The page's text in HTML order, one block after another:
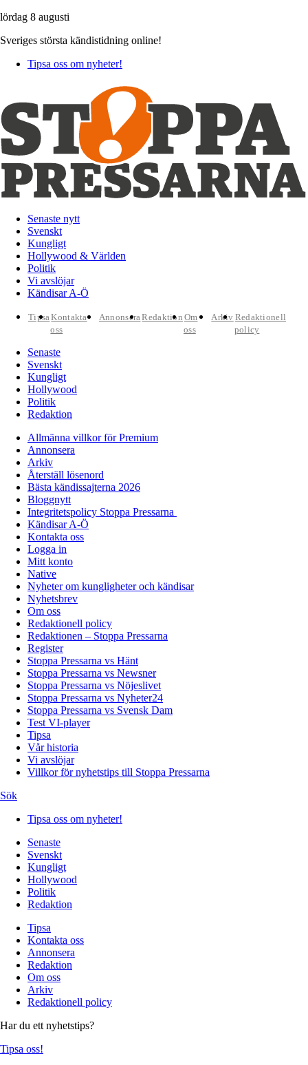
lördag 8 augusti
Sveriges största kändistidning online!
Tipsa oss om nyheter!
Senaste nytt
Svenskt
Kungligt
Hollywood & Världen
Politik
Vi avslöjar
Kändisar A-Ö
TipsaKontakta
oss
AnnonseraRedaktion Om
oss
Arkiv Redaktionell
policy
Senaste
Svenskt
Kungligt
Hollywood
Politik
Redaktion
Allmänna villkor för Premium
Annonsera
Arkiv
Återställ lösenord
Bästa kändissajterna 2026
Bloggnytt
Integritetspolicy Stoppa Pressarna
Kändisar A-Ö
Kontakta oss
Logga in
Mitt konto
Native
Nyheter om kungligheter och kändisar
Nyhetsbrev
Om oss
Redaktionell policy
Redaktionen – Stoppa Pressarna
Register
Stoppa Pressarna vs Hänt
Stoppa Pressarna vs Newsner
Stoppa Pressarna vs Nöjeslivet
Stoppa Pressarna vs Nyheter24
Stoppa Pressarna vs Svensk Dam
Test VI-player
Tipsa
Vår historia
Vi avslöjar
Villkor för nyhetstips till Stoppa Pressarna
Sök
Tipsa oss om nyheter!
Senaste
Svenskt
Kungligt
Hollywood
Politik
Redaktion
Tipsa
Kontakta oss
Annonsera
Redaktion
Om oss
Arkiv
Redaktionell policy
Har du ett nyhetstips?
Tipsa oss!